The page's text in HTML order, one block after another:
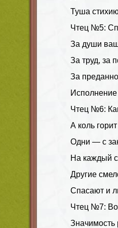
Туша
Чтец №5:
За души
За труд, за
За
Чтец №6:
А коль
Одни — с
На каждый
Другие
Спасают и
Чтец №7:
Значимость